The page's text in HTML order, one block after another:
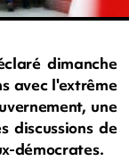
dimanche
avec l'extrême
une
discussions de
démocrates.